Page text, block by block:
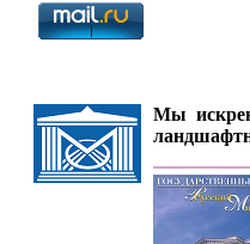
Мы